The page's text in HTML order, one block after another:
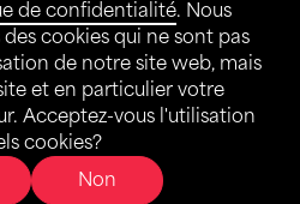
de confidentialité. Nous
cookies qui ne sont pas
de notre site web, mais
et en particulier votre
Acceptez-vous l'utilisation
cookies?
Non